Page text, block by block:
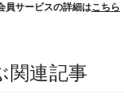
員サービスの詳細はこちら
関連記事